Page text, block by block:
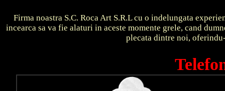
Firma noastra S.C. Roca Art S.R.L cu o indelungata
incearca sa va fie alaturi in aceste momente grele, cand
plecata dintre noi,